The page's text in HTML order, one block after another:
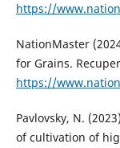
https://
NationMaster
for Grains.
https://
Pavlovsky, N.
of cultivation of